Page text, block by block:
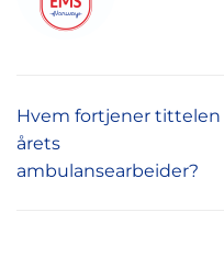
Hvem fortjener tittelen
årets
ambulansearbeider?